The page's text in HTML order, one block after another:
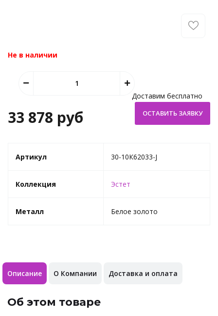
Не в наличии
33 878 руб
Доставим бесплатно
Артикул 30-10К62033-J
Коллекция Эстет
Металл Белое золото
Описание О Компании Доставка и оплата
Об этом товаре